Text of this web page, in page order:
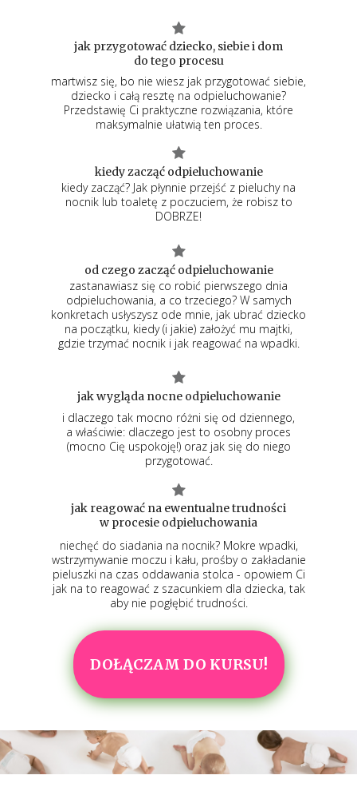
niechęć do siadania na nocnik? Mokre wpadki,
wstrzymywanie moczu i kału, prośby o zakładanie
pieluszki na czas oddawania stolca - opowiem Ci
jak na to reagować z szacunkiem dla dziecka, tak
aby nie pogłębić trudności.
jak przygotować dziecko, siebie i dom
do tego procesu
martwisz się, bo nie wiesz jak przygotować siebie,
dziecko i całą resztę na odpieluchowanie?
Przedstawię Ci praktyczne rozwiązania, które
maksymalnie ułatwią ten proces.
kiedy zacząć odpieluchowanie
od czego zacząć odpieluchowanie
zastanawiasz się co robić pierwszego dnia
odpieluchowania, a co trzeciego? W samych
konkretach usłyszysz ode mnie, jak ubrać dziecko
na początku, kiedy (i jakie) założyć mu majtki,
gdzie trzymać nocnik i jak reagować na wpadki.
jak wygląda nocne odpieluchowanie
jak reagować na ewentualne trudności
w procesie odpieluchowania
kiedy zacząć? Jak płynnie przejść z pieluchy na
nocnik lub toaletę z poczuciem, że robisz to
DOBRZE!
DOŁĄCZAM DO KURSU!
i dlaczego tak mocno różni się od dziennego,
a właściwie: dlaczego jest to osobny proces
(mocno Cię uspokoję!) oraz jak się do niego
przygotować.